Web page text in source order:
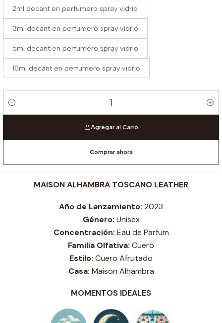
2ml decant en perfumero spray vidrio
3ml decant en perfumero spray vidrio
5ml decant en perfumero spray vidrio
10ml decant en perfumero spray vidrio
Cantidad
Agregar al Carro
Comprar ahora
MAISON ALHAMBRA TOSCANO LEATHER
Año de Lanzamiento: 2023
Género: Unisex
Concentración: Eau de Parfum
Familia Olfativa: Cuero
Estilo: Cuero Afrutado
Casa: Maison Alhambra
MOMENTOS IDEALES